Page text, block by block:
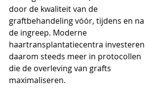
door de kwaliteit van de
graftbehandeling vóór, tijdens en na
de ingreep. Moderne
haartransplantatiecentra investeren
daarom steeds meer in protocollen
die de overleving van grafts
maximaliseren.